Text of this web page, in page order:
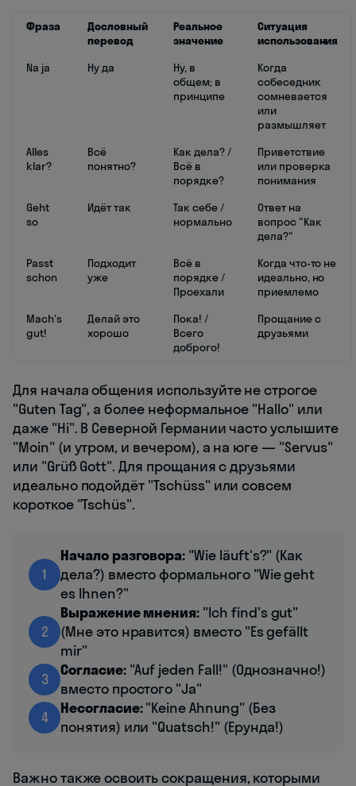
Фраза
Дословный
перевод
Реальное
значение
Ситуация
использования
Na ja
Ну да
Ну, в
общем; в
принципе
Когда
собеседник
сомневается
или
размышляет
Alles
klar?
Всё
понятно?
Как дела? /
Всё в
порядке?
Приветствие
или проверка
понимания
Geht
so
Идёт так
Так себе /
нормально
Ответ на
вопрос "Как
дела?"
Passt
schon
Подходит
уже
Всё в
порядке /
Проехали
Когда что-то не
идеально, но
приемлемо
Mach's
gut!
Делай это
хорошо
Пока! /
Всего
доброго!
Прощание с
друзьями
Для начала общения используйте не строгое
"Guten Tag", а более неформальное "Hallo" или
даже "Hi". В Северной Германии часто услышите
"Moin" (и утром, и вечером), а на юге — "Servus"
или "Grüß Gott". Для прощания с друзьями
идеально подойдёт "Tschüss" или совсем
короткое "Tschüs".
1
Начало разговора: "Wie läuft's?" (Как
дела?) вместо формального "Wie geht
es Ihnen?"
2
Выражение мнения: "Ich find's gut"
(Мне это нравится) вместо "Es gefällt
mir"
3
Согласие:"Auf jeden Fall!" (Однозначно!)
вместо простого "Ja"
4
Несогласие:"Keine Ahnung" (Без
понятия) или "Quatsch!" (Ерунда!)
Важно также освоить сокращения, которыми